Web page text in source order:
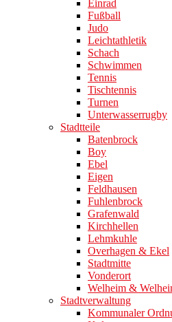
Einrad
Fußball
Judo
Leichtathletik
Schach
Schwimmen
Tennis
Tischtennis
Turnen
Unterwasserrugby
Stadtteile
Batenbrock
Boy
Ebel
Eigen
Feldhausen
Fuhlenbrock
Grafenwald
Kirchhellen
Lehmkuhle
Overhagen & Ekel
Stadtmitte
Vonderort
Welheim &
Stadtverwaltung
Kommunaler